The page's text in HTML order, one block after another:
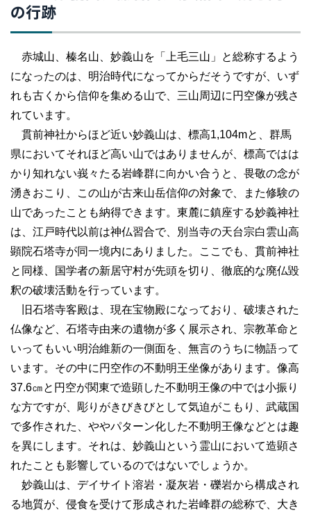
の行跡
赤城山、榛名山、妙義山を「上毛三山」と総称するよう
になったのは、明治時代になってからだそうですが、いず
れも古くから信仰を集める山で、三山周辺に円空像が残さ
れています。
貫前神社からほど近い妙義山は、標高1,104mと、群馬
県においてそれほど高い山ではありませんが、標高ではは
かり知れない峩々たる岩峰群に向かい合うと、畏敬の念が
湧きおこり、この山が古来山岳信仰の対象で、また修験の
山であったことも納得できます。東麓に鎮座する妙義神社
は、江戸時代以前は神仏習合で、別当寺の天台宗白雲山高
顕院石塔寺が同一境内にありました。ここでも、貫前神社
と同様、国学者の新居守村が先頭を切り、徹底的な廃仏毀
釈の破壊活動を行っています。
旧石塔寺客殿は、現在宝物殿になっており、破壊された
仏像など、石塔寺由来の遺物が多く展示され、宗教革命と
いってもいい明治維新の一側面を、無言のうちに物語って
います。その中に円空作の不動明王坐像があります。像高
37.6㎝と円空が関東で造顕した不動明王像の中では小振り
な方ですが、彫りがきびきびとして気迫がこもり、武蔵国
で多作された、ややパターン化した不動明王像などとは趣
を異にします。それは、妙義山という霊山において造顕さ
れたことも影響しているのではないでしょうか。
妙義山は、デイサイト溶岩・凝灰岩・礫岩から構成され
る地質が、侵食を受けて形成された岩峰群の総称で、大き